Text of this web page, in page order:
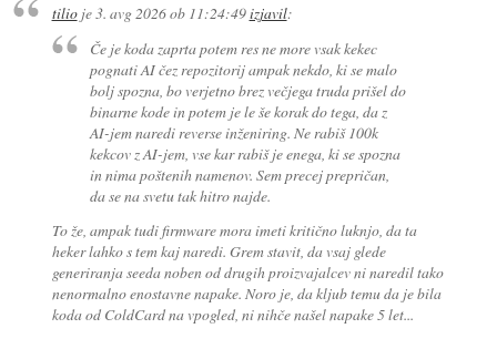
tilioje3. avg 2026 ob 11:24:49izjavil:
Če je koda zaprta potem res ne more vsak kekec
pognati AI čez repozitorij ampak nekdo, ki se malo
bolj spozna, bo verjetno brez večjega truda prišel do
binarne kode in potem je le še korak do tega, da z
AI-jem naredi reverse inženiring. Ne rabiš 100k
kekcov z AI-jem, vse kar rabiš je enega, ki se spozna
in nima poštenih namenov. Sem precej prepričan,
da se na svetu tak hitro najde.
To že, ampak tudi firmware mora imeti kritično luknjo, da ta
heker lahko s tem kaj naredi. Grem stavit, da vsaj glede
generiranja seeda noben od drugih proizvajalcev ni naredil tako
nenormalno enostavne napake. Noro je, da kljub temu da je bila
koda od ColdCard na vpogled, ni nihče našel napake 5 let...